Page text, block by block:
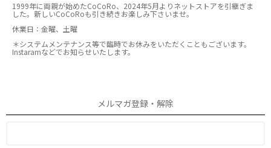
1999年に両親が始めたCoCoRo、2024年5月よりネットストアを引継ぎま
した。新しいCoCoRoも引き続きお楽しみ下さいませ。
休業日：金曜、土曜
＊システムメンテナンス等で臨時でお休みをいただくこともございます。
Instaramなどでお知らせいたします。
メルマガ登録・解除